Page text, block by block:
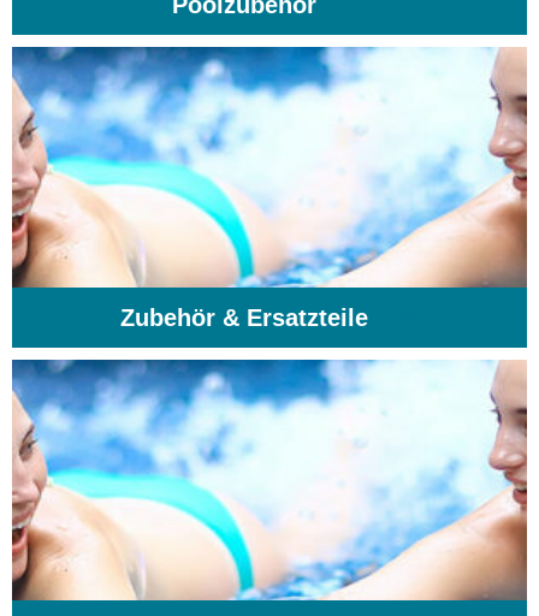
Zubehör & Ersatzteile